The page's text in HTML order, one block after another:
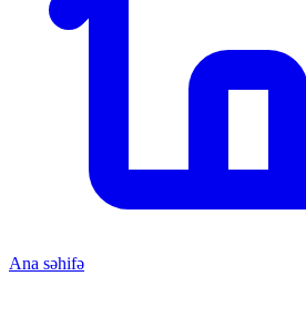
Ana səhifə